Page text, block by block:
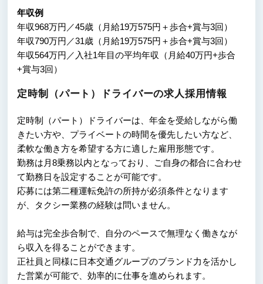
年収例
年収968万円／45歳（月給19万575円＋歩合+賞与3回）
年収790万円／31歳（月給19万575円＋歩合+賞与3回）
年収564万円／入社1年目の平均年収（月給40万円+歩合
+賞与3回）
定時制（パート）ドライバーの求人採用情報
定時制（パート）ドライバーは、年金を受給しながら働
きたい方や、プライベートの時間を優先したい方など、
柔軟な働き方を希望する方に適した雇用形態です。
勤務は月8乗務以内となっており、ご自身の都合に合わせ
て勤務日を設定することが可能です。
応募には第二種運転免許の所持が必須条件となります
が、タクシー業務の経験は問いません。
給与は完全歩合制で、自分のペースで無理なく働きなが
ら収入を得ることができます。
正社員と同様に日本交通グループのブランド力を活かし
た営業が可能で、効率的に仕事を進められます。